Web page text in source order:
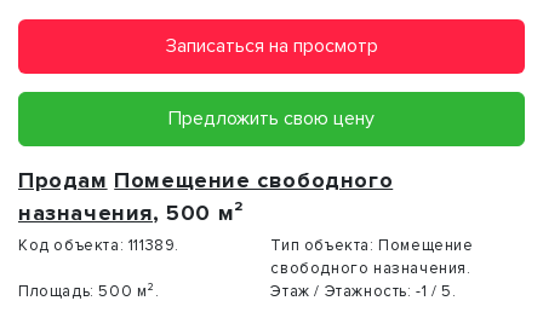
Записаться на просмотр
Предложить свою цену
Продам Помещение свободного
назначения, 500 м²
Код объекта: 111389. Тип объекта: Помещение
свободного назначения.
Площадь: 500 м². Этаж / Этажность: -1 / 5.